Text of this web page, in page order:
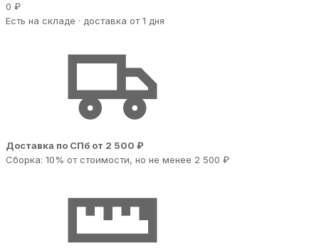
0 ₽
Есть на складе · доставка от 1 дня
Доставка по СПб от 2 500 ₽
Сборка: 10% от стоимости, но не менее 2 500 ₽